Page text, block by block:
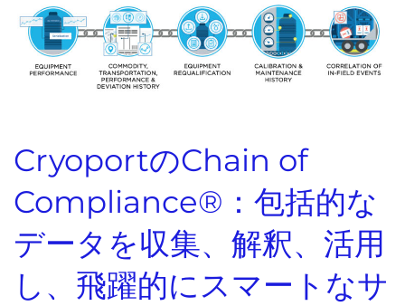
CryoportのChain of
Compliance®：包括的な
データを収集、解釈、活用
し、飛躍的にスマートなサ